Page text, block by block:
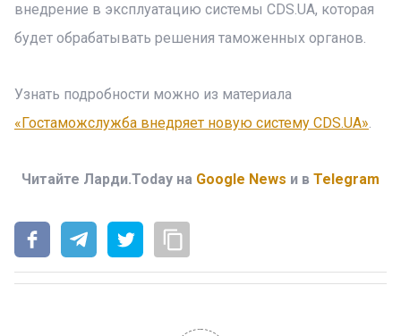
внедрение в эксплуатацию системы CDS.UА, которая
будет обрабатывать решения таможенных органов.
Узнать подробности можно из материала
«Гостаможслужба внедряет новую систему CDS.UА».
Читайте Ларди.Today на Google News и в Telegram